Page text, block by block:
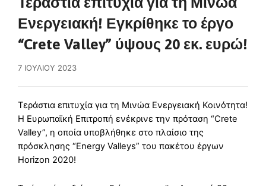
Ενεργειακή! Εγκρίθηκε το έργο
“Crete Valley” ύψους 20 εκ. ευρώ!
7 ΙΟΥΛΊΟΥ 2023
Τεράστια επιτυχία για τη Μινώα Ενεργειακή Κοινότητα!
Η Ευρωπαϊκή Επιτροπή ενέκρινε την πρόταση “Crete
Valley”, η οποία υποβλήθηκε στο πλαίσιο της
πρόσκλησης “Energy Valleys” του πακέτου έργων
Horizon 2020!